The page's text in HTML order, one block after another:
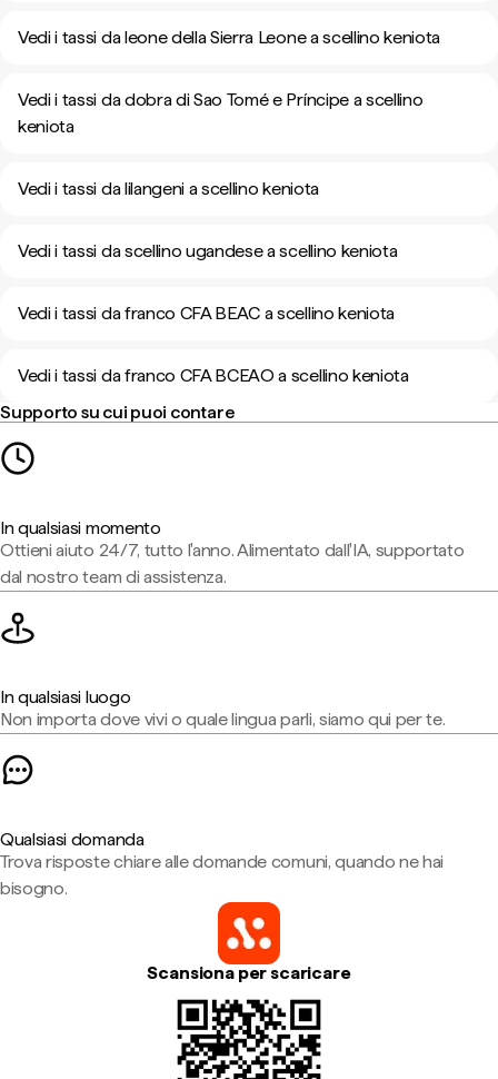
Vedi i tassi da leone della Sierra Leone a scellino keniota
Vedi i tassi da dobra di Sao Tomé e Príncipe a scellino
keniota
Vedi i tassi da lilangeni a scellino keniota
Vedi i tassi da scellino ugandese a scellino keniota
Vedi i tassi da franco CFA BEAC a scellino keniota
Vedi i tassi da franco CFA BCEAO a scellino keniota
Supporto su cui puoi contare
In qualsiasi momento
Ottieni aiuto 24/7, tutto l'anno. Alimentato dall'IA, supportato
dal nostro team di assistenza.
In qualsiasi luogo
Non importa dove vivi o quale lingua parli, siamo qui per te.
Qualsiasi domanda
Trova risposte chiare alle domande comuni, quando ne hai
bisogno.
Scansiona per scaricare